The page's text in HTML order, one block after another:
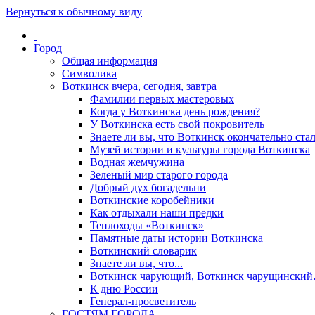
Вернуться к обычному виду
Город
Общая информация
Символика
Воткинск вчера, сегодня, завтра
Фамилии первых мастеровых
Когда у Воткинска день рождения?
У Воткинска есть свой покровитель
Знаете ли вы, что Воткинск окончательно
Музей истории и культуры города Воткинска
Водная жемчужина
Зеленый мир старого города
Добрый дух богадельни
Воткинские коробейники
Как отдыхали наши предки
Теплоходы «Воткинск»
Памятные даты истории Воткинска
Воткинский словарик
Знаете ли вы, что...
Воткинск чарующий, Воткинск
К дню России
Генерал-просветитель